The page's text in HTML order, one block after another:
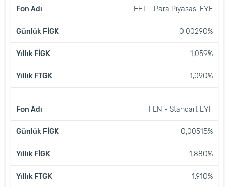
FON
GÜNLÜK
FET - Para Piyasası EYF
0,00290%
1,059%
1,090%
FEN - Standart EYF
0,00515%
1,880%
1,910%